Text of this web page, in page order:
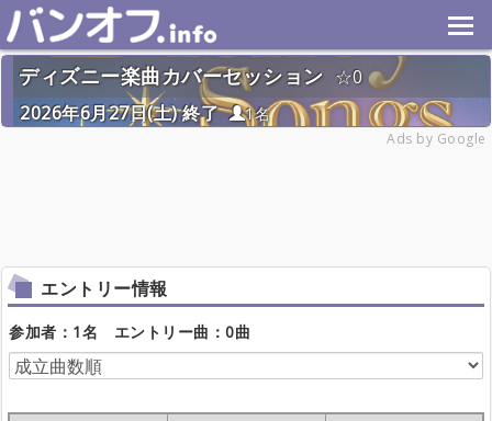
ディズニー楽曲カバーセッション
0
2026年6月27日(土) 終了
1名
Ads by Google
エントリー情報
参加者：1名 エントリー曲：0曲